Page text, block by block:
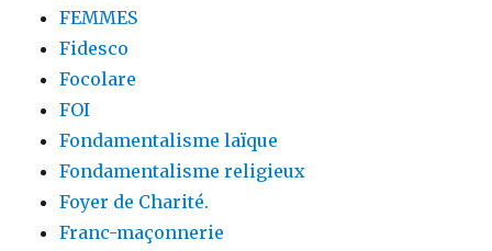
FEMMES
Fidesco
Focolare
FOI
Fondamentalisme laïque
Fondamentalisme religieux
Foyer de Charité.
Franc-maçonnerie